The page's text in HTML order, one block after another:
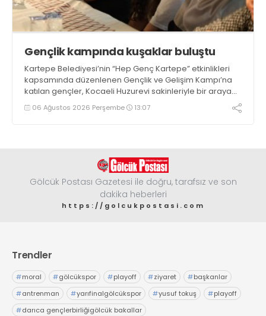
Gençlik kampında kuşaklar buluştu
Kartepe Belediyesi’nin “Hep Genç Kartepe” etkinlikleri
kapsamında düzenlenen Gençlik ve Gelişim Kampı’na
katılan gençler, Kocaeli Huzurevi sakinleriyle bir araya
geldi06 Ağustos 2026 Perşembe 13:07
Gölcük Postası Gazetesi ile doğru, tarafsız ve son
dakika heberleri
https://golcukpostasi.com
Trendler
#moral #gölcükspor #playoff #ziyaret #başkanlar
#antrenman #yarıfinalgölcükspor #yusuf tokuş #playoff
#darıca gençlerbirliğigölcük bakallar